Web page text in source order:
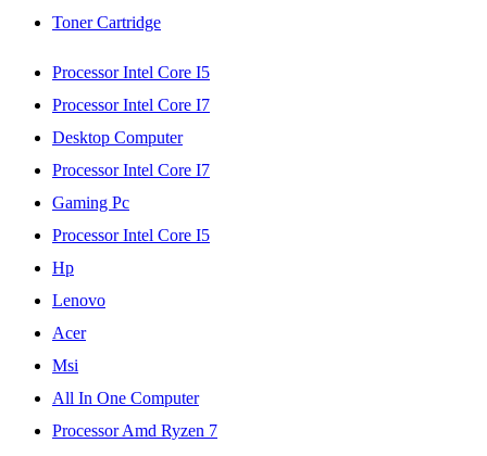
Toner Cartridge
Processor Intel Core I5
Processor Intel Core I7
Desktop Computer
Processor Intel Core I7
Gaming Pc
Processor Intel Core I5
Hp
Lenovo
Acer
Msi
All In One Computer
Processor Amd Ryzen 7